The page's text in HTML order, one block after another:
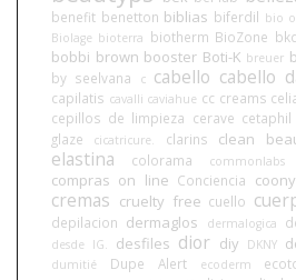
benefit benetton biblias biferdil bio
Biolage bioterra biotherm BioZone
bobbi brown booster Boti-K breuer
by seelvana
c cabello cabello
capilatis cavalli caviahue cc creams
cepillos de limpieza cerave cetaphil
glaze
cicatricure. clarins clean
elastina
colorama commonlabs
compras on line Conciencia coony
cremas cruelty free cuello
depilacion dermaglos dermalogica
desde IG. desfiles dior diy DKNY
dumitié Dupe Alert ecoderm